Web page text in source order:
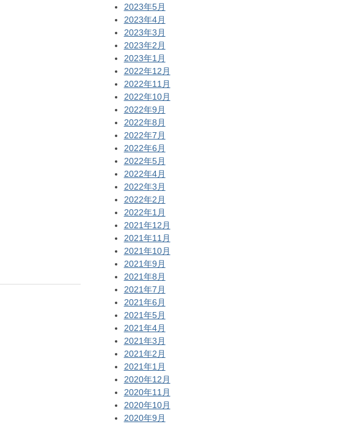
2023年5月
2023年4月
2023年3月
2023年2月
2023年1月
2022年12月
2022年11月
2022年10月
2022年9月
2022年8月
2022年7月
2022年6月
2022年5月
2022年4月
2022年3月
2022年2月
2022年1月
2021年12月
2021年11月
2021年10月
2021年9月
2021年8月
2021年7月
2021年6月
2021年5月
2021年4月
2021年3月
2021年2月
2021年1月
2020年12月
2020年11月
2020年10月
2020年9月